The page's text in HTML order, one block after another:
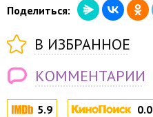
5.9 0.0
Поделиться:
В ИЗБРАННОЕ
КОММЕНТАРИИ